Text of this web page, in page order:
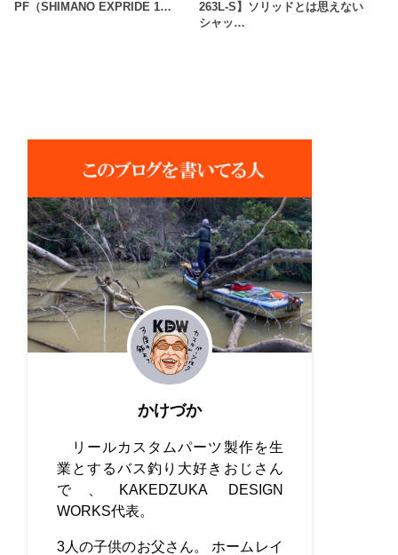
PF（SHIMANO EXPRIDE 1…
263L-S】ソリッドとは思えない
シャッ…
かけづか
リールカスタムパーツ製作を生
業とするバス釣り大好きおじさん
で、KAKEDZUKA DESIGN
WORKS代表。
3人の子供のお父さん。 ホームレイ